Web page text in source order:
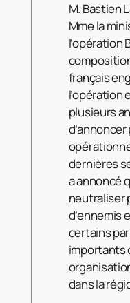
M. Bastien
Mme la
l’opération
français
l’opération
plusieurs
dernières
a annoncé
neutraliser
d’ennemis
certains
importants
dans la